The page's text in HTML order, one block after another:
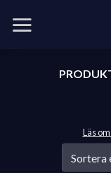
Läs